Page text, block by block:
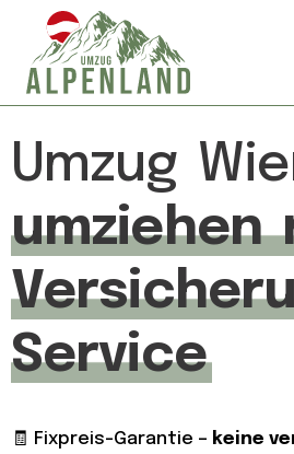
Umzug
umziehen
Service
🧾 Fixpreis-Garantie – keine